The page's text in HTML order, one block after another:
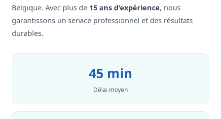
Belgique. Avec plus de 15 ans d'expérience, nous
garantissons un service professionnel et des résultats
durables.
45 min
Délai moyen